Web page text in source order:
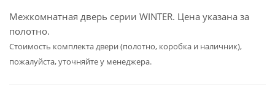
Межкомнатная дверь серии WINTER. Цена указана за
полотно.
Cтоимость комплекта двери (полотно, коробка и наличник),
пожалуйста, уточняйте у менеджера.